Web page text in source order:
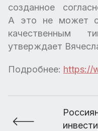
созданное
А это не может
качественным
утверждает
Подробнее: https://